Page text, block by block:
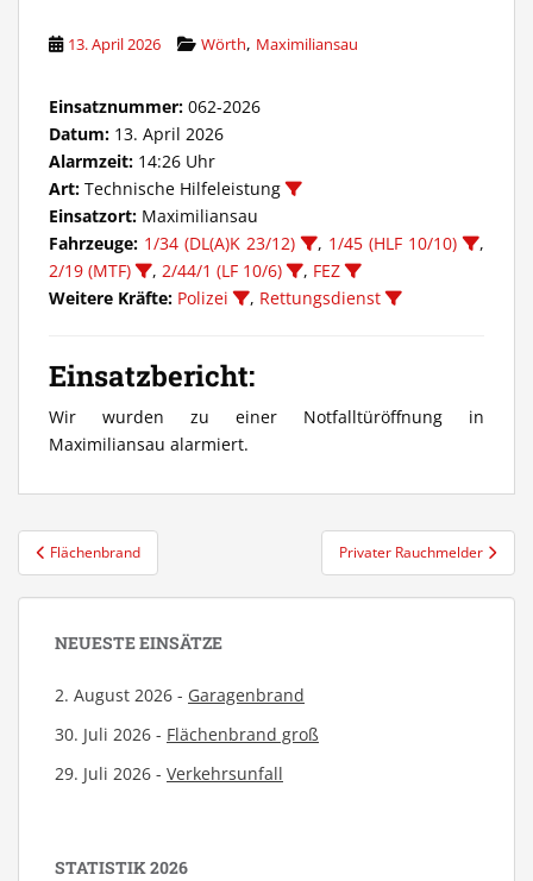
13. April 2026 Wörth, Maximiliansau
Einsatznummer: 062-2026
Datum: 13. April 2026
Alarmzeit: 14:26 Uhr
Art: Technische Hilfeleistung
Einsatzort: Maximiliansau
Fahrzeuge: 1/34 (DL(A)K 23/12) , 1/45 (HLF 10/10)
,
2/19 (MTF)
, 2/44/1 (LF 10/6) , FEZ
Weitere Kräfte: Polizei , Rettungsdienst
Einsatzbericht:
Wir wurden zu einer Notfalltüröffnung in
Maximiliansau alarmiert.
Beitragsnavigation
Flächenbrand Privater Rauchmelder
NEUESTE EINSÄTZE
2. August 2026 - Garagenbrand
30. Juli 2026 - Flächenbrand groß
29. Juli 2026 - Verkehrsunfall
STATISTIK 2026